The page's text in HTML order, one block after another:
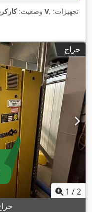
وضعیت: ۲۳۰ V , تجهیزات:
حراج
1 /2